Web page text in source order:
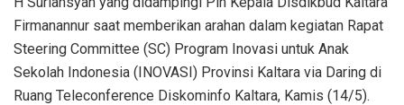
Firmanannur saat memberikan arahan dalam kegiatan Rapat
Steering Committee (SC) Program Inovasi untuk Anak
Sekolah Indonesia (INOVASI) Provinsi Kaltara via Daring di
Ruang Teleconference Diskominfo Kaltara, Kamis (14/5).